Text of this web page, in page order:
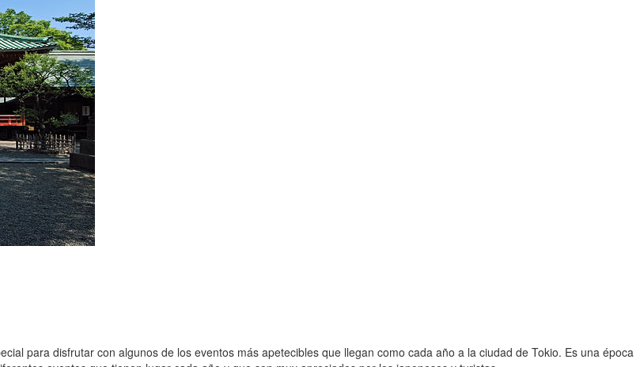
para disfrutar con algunos de los eventos más apetecibles que llegan como cada año a la ciudad de Tokio. Es una época